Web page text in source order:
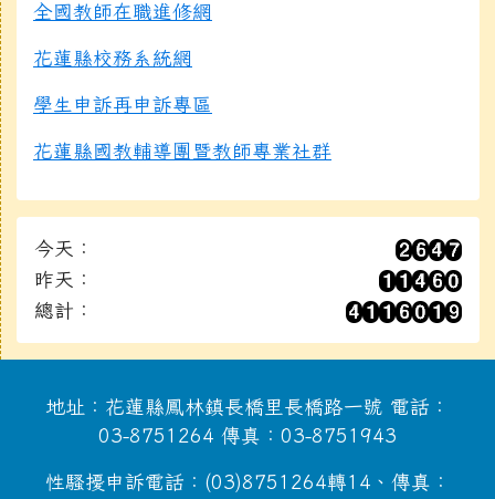
全國教師在職進修網
花蓮縣校務系統網
學生申訴再申訴專區
花蓮縣國教輔導團暨教師專業社群
今天：
昨天：
總計：
地址：花蓮縣鳳林鎮長橋里長橋路一號 電話：
03-8751264 傳真：03-8751943
性騷擾申訴電話：(03)8751264轉14、傳真：